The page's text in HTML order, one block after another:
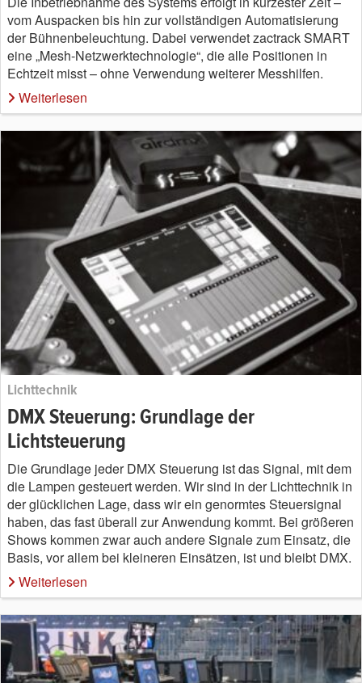
vom Auspacken bis hin zur vollständigen Automatisierung
der Bühnenbeleuchtung. Dabei verwendet zactrack SMART
eine „Mesh-Netzwerktechnologie“, die alle Positionen in
Echtzeit misst – ohne Verwendung weiterer Messhilfen.
Weiterlesen
Lichttechnik
DMX Steuerung: Grundlage der
Lichtsteuerung
Die Grundlage jeder DMX Steuerung ist das Signal, mit dem
die Lampen gesteuert werden. Wir sind in der Lichttechnik in
der glücklichen Lage, dass wir ein genormtes Steuersignal
haben, das fast überall zur Anwendung kommt. Bei größeren
Shows kommen zwar auch andere Signale zum Einsatz, die
Basis, vor allem bei kleineren Einsätzen, ist und bleibt DMX.
Weiterlesen